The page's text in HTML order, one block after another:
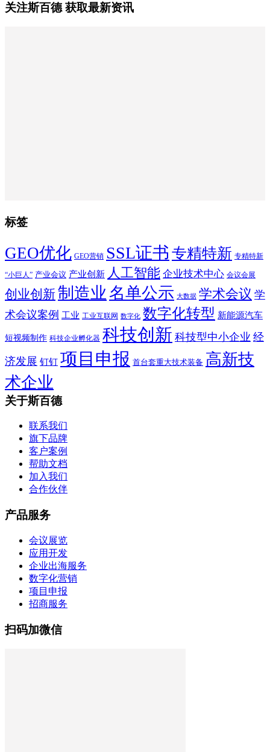
关注斯百德 获取最新资讯
标签
GEO优化 GEO营销 SSL证书 专精特新 专精特新
“小巨人” 产业会议 产业创新 人工智能 企业技术中心 会议会展
创业创新制造业 名单公示 大数据 学术会议 学
术会议案例 工业 工业互联网 数字化 数字化转型 新能源汽车
短视频制作 科技企业孵化器 科技创新 科技型中小企业 经
济发展 钉钉 项目申报 首台套重大技术装备 高新技
术企业
关于斯百德
联系我们
旗下品牌
客户案例
帮助文档
加入我们
合作伙伴
产品服务
会议展览
应用开发
企业出海服务
数字化营销
项目申报
招商服务
扫码加微信